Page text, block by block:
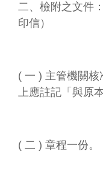
二、檢附之文件
印信）
( 一 ) 主管機關
上應註記「與原
( 二 ) 章程一份。